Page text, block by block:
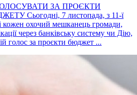
ЗА ПРОЄКТИ
Сьогодні, 7 листопада, з 11-ї
охочий мешканець громади,
через банківську систему чи Дію,
голос за проєкти бюджет ...